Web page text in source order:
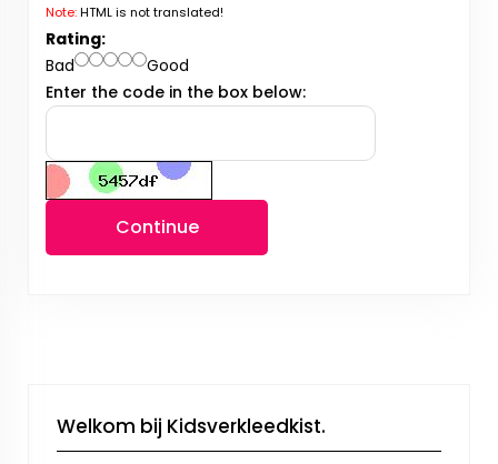
Note:HTML is not translated!
Rating:
Bad
Good
Enter the code in the box below:
Continue
Welkom bij Kidsverkleedkist.